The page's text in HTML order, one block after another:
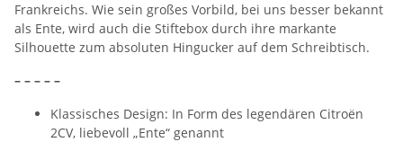
Frankreichs. Wie sein großes Vorbild, bei uns besser bekannt
als Ente, wird auch die Stiftebox durch ihre markante
Silhouette zum absoluten Hingucker auf dem Schreibtisch.
– – – – –
Klassisches Design: In Form des legendären Citroën
2CV, liebevoll „Ente“ genannt